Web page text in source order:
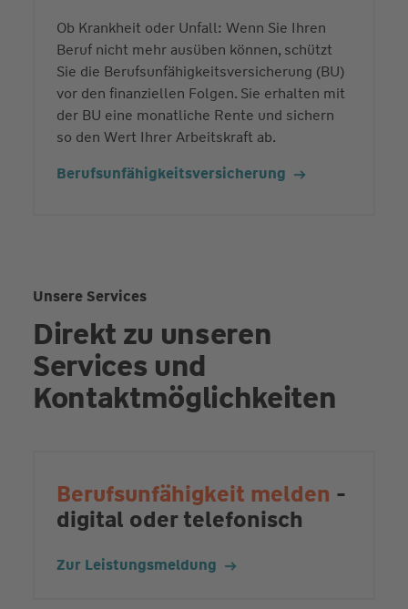
Ob Krankheit oder Unfall: Wenn Sie Ihren
Beruf nicht mehr ausüben können, schützt
Sie die Berufsunfähigkeitsversicherung (BU)
vor den finanziellen Folgen. Sie erhalten mit
der BU eine monatliche Rente und sichern
so den Wert Ihrer Arbeitskraft ab.
Berufsunfähigkeits­versicherung
Unsere Services
Direkt zu unseren
Services und
Kontaktmöglichkeiten
Berufsunfähigkeit melden -
digital oder telefonisch
Zur Leistungsmeldung